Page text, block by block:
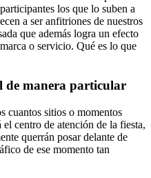
los que lo suben a
a ser anfitriones de nuestros
que además logra un efecto
o servicio. Qué es lo que
de manera particular
cuantos sitios o momentos
centro de atención de la fiesta,
querrán posar delante de
de ese momento tan